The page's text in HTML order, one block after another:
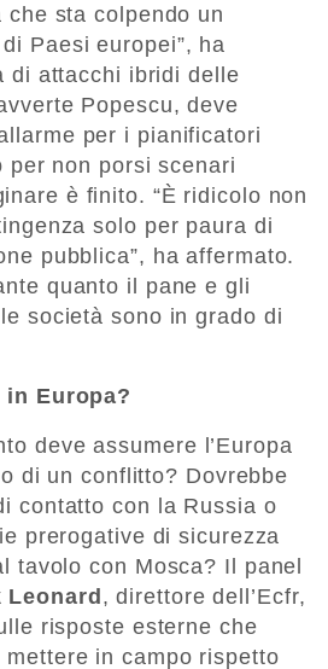
sta colpendo un
Paesi europei”, ha
di attacchi ibridi delle
Popescu, deve
per i pianificatori
non porsi scenari
è finito. “È ridicolo non
solo per paura di
pubblica”, ha affermato.
quanto il pane e gli
società sono in grado di
in Europa?
deve assumere l’Europa
di un conflitto? Dovrebbe
contatto con la Russia o
prerogative di sicurezza
tavolo con Mosca? Il panel
Leonard , direttore dell’Ecfr,
risposte esterne che
mettere in campo rispetto